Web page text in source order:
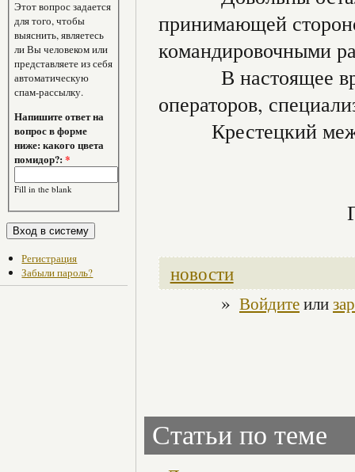
Этот вопрос задается
для того, чтобы
выяснить, являетесь
ли Вы человеком или
представляете из себя
автоматическую
спам-рассылку.
Напишите ответ на
вопрос в форме
ниже: какого цвета
помидор?:*
Fill in the blank
Регистрация
Забыли пароль?
принимающей
командировочными
В настоящее
операторов,
Крестецкий
новости
» Войдитеили
Статьи по теме